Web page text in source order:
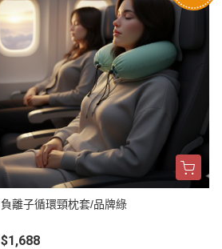
負離子循環頸枕套/品牌綠
$1,688